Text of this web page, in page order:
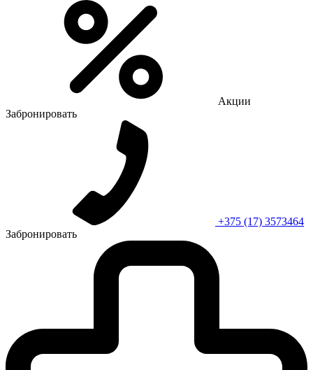
Акции
Забронировать
+375 (17) 3573464
Забронировать